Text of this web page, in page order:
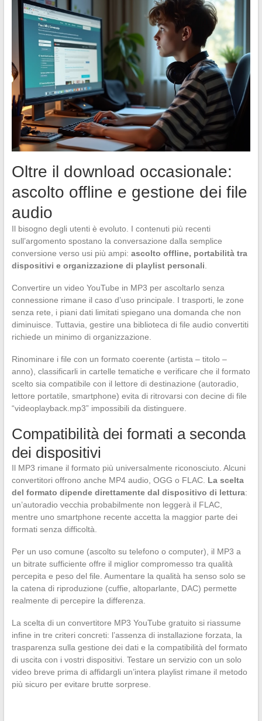
Oltre il download occasionale:
ascolto offline e gestione dei file
audio
Il bisogno degli utenti è evoluto. I contenuti più recenti
sull’argomento spostano la conversazione dalla semplice
conversione verso usi più ampi: ascolto offline, portabilità tra
dispositivi e organizzazione di playlist personali.
Convertire un video YouTube in MP3 per ascoltarlo senza
connessione rimane il caso d’uso principale. I trasporti, le zone
senza rete, i piani dati limitati spiegano una domanda che non
diminuisce. Tuttavia, gestire una biblioteca di file audio convertiti
richiede un minimo di organizzazione.
Rinominare i file con un formato coerente (artista – titolo –
anno), classificarli in cartelle tematiche e verificare che il formato
scelto sia compatibile con il lettore di destinazione (autoradio,
lettore portatile, smartphone) evita di ritrovarsi con decine di file
“videoplayback.mp3” impossibili da distinguere.
Compatibilità dei formati a seconda
dei dispositivi
Il MP3 rimane il formato più universalmente riconosciuto. Alcuni
convertitori offrono anche MP4 audio, OGG o FLAC. La scelta
del formato dipende direttamente dal dispositivo di lettura:
un’autoradio vecchia probabilmente non leggerà il FLAC,
mentre uno smartphone recente accetta la maggior parte dei
formati senza difficoltà.
Per un uso comune (ascolto su telefono o computer), il MP3 a
un bitrate sufficiente offre il miglior compromesso tra qualità
percepita e peso del file. Aumentare la qualità ha senso solo se
la catena di riproduzione (cuffie, altoparlante, DAC) permette
realmente di percepire la differenza.
La scelta di un convertitore MP3 YouTube gratuito si riassume
infine in tre criteri concreti: l’assenza di installazione forzata, la
trasparenza sulla gestione dei dati e la compatibilità del formato
di uscita con i vostri dispositivi. Testare un servizio con un solo
video breve prima di affidargli un’intera playlist rimane il metodo
più sicuro per evitare brutte sorprese.